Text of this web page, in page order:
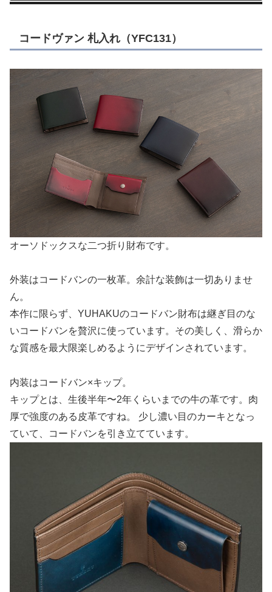
コードヴァン 札入れ（YFC131）
オーソドックスな二つ折り財布です。
外装はコードバンの一枚革。余計な装飾は一切ありませ
ん。
本作に限らず、YUHAKUのコードバン財布は継ぎ目のな
いコードバンを贅沢に使っています。その美しく、滑らか
な質感を最大限楽しめるようにデザインされています。
内装はコードバン×キップ。
キップとは、生後半年〜2年くらいまでの牛の革です。肉
厚で強度のある皮革ですね。 少し濃い目のカーキとなっ
ていて、コードバンを引き立てています。